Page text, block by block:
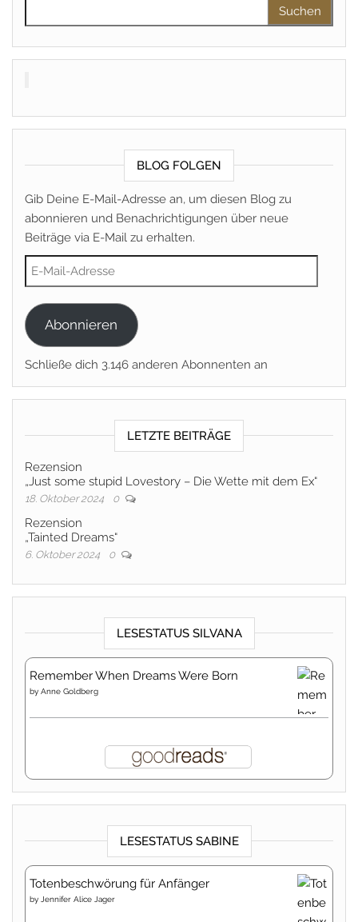
BLOG FOLGEN
Gib Deine E-Mail-Adresse an, um diesen Blog zu
abonnieren und Benachrichtigungen über neue
Beiträge via E-Mail zu erhalten.
E-Mail-Adresse
Abonnieren
Schließe dich 3.146 anderen Abonnenten an
LETZTE BEITRÄGE
Rezension
„Just some stupid Lovestory – Die Wette mit dem Ex“
18. Oktober 2024 0
Rezension
„Tainted Dreams“
6. Oktober 2024 0
LESESTATUS SILVANA
Remember When Dreams Were Born
by Anne Goldberg
LESESTATUS SABINE
Totenbeschwörung für Anfänger
by Jennifer Alice Jager